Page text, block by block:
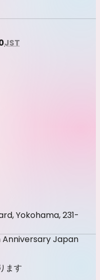
JST
Yokohama, 231-
Anniversary Japan
ます